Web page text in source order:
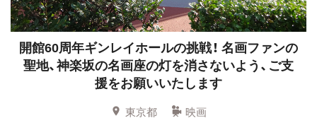
開館60周年ギンレイホールの挑戦！ 名画ファンの
聖地、神楽坂の名画座の灯を消さないよう、ご支
援をお願いいたします
東京都
映画